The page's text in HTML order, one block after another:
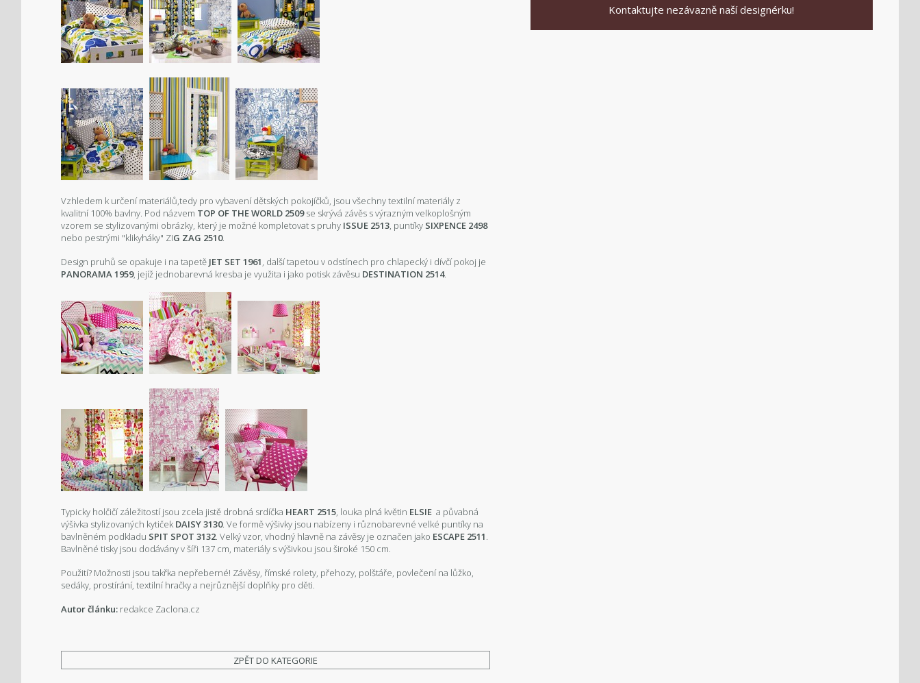
Vzhledem k určení materiálů,tedy pro vybavení dětských pokojíčků, jsou všechny textilní materiály z
kvalitní 100% bavlny. Pod názvem TOP OF THE WORLD 2509se skrývá závěs s výrazným velkoplošným
vzorem se stylizovanými obrázky, který je možné kompletovat s pruhy ISSUE 2513, puntíky SIXPENCE 2498
nebo pestrými "klikyháky" ZIG ZAG 2510.
Design pruhů se opakuje i na tapetě JET SET 1961, další tapetou v odstínech pro chlapecký i dívčí pokoj je
PANORAMA 1959, jejíž jednobarevná kresba je využita i jako potisk závěsu DESTINATION 2514.
Typicky holčičí záležitostí jsou zcela jistě drobná srdíčka HEART 2515, louka plná květin ELSIE a půvabná
výšivka stylizovaných kytiček DAISY 3130. Ve formě výšivky jsou nabízeny i různobarevné velké puntíky na
bavlněném podkladu SPIT SPOT 3132. Velký vzor, vhodný hlavně na závěsy je označen jako ESCAPE 2511.
Bavlněné tisky jsou dodávány v šíři 137 cm, materiály s výšivkou jsou široké 150 cm.
Použití? Možnosti jsou takřka nepřeberné! Závěsy, římské rolety, přehozy, polštáře, povlečení na lůžko,
sedáky, prostírání, textilní hračky a nejrůznější doplňky pro děti.
Autor článku: redakce Zaclona.cz
ZPĚT DO KATEGORIE
Kontaktujte nezávazně naší designérku!